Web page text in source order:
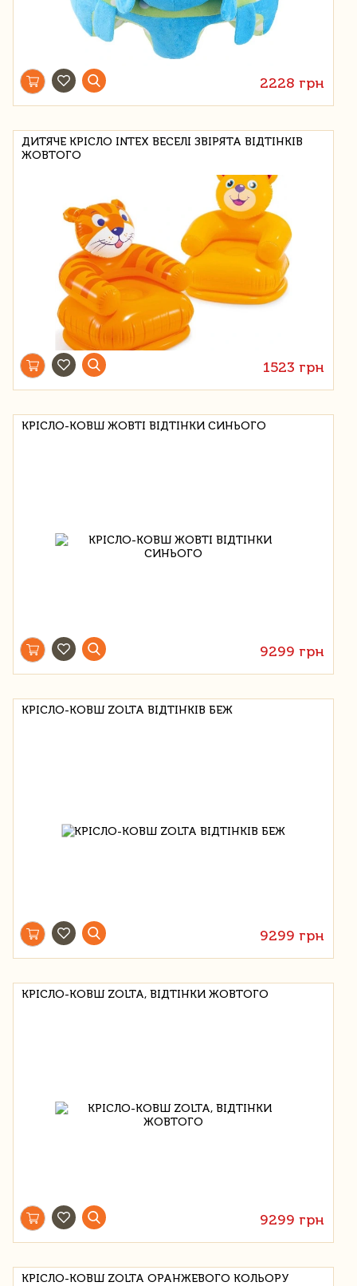
2228 грн
ДИТЯЧЕ КРІСЛО INTEX ВЕСЕЛІ ЗВІРЯТА ВІДТІНКІВ
ЖОВТОГО
1523 грн
КРІСЛО-КОВШ ЖОВТІ ВІДТІНКИ СИНЬОГО
9299 грн
КРІСЛО-КОВШ ZOLTA ВІДТІНКІВ БЕЖ
9299 грн
КРІСЛО-КОВШ ZOLTA, ВІДТІНКИ ЖОВТОГО
9299 грн
КРІСЛО-КОВШ ZOLTA ОРАНЖЕВОГО КОЛЬОРУ